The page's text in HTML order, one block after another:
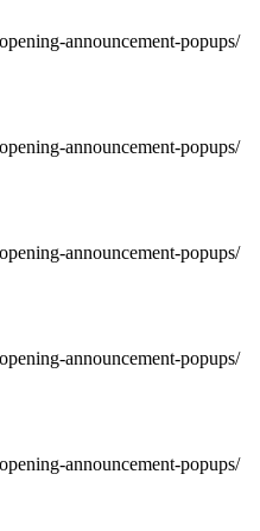
announcement-popups/
announcement-popups/
announcement-popups/
announcement-popups/
announcement-popups/